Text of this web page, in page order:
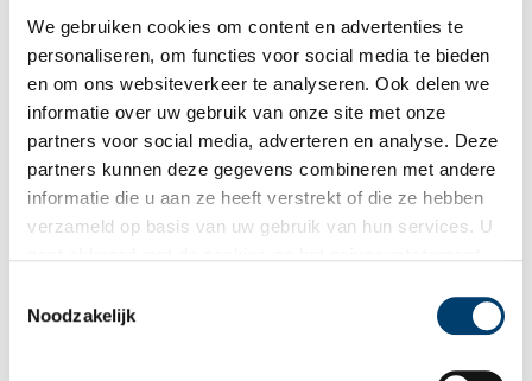
We gebruiken cookies om content en advertenties te
personaliseren, om functies voor social media te bieden
en om ons websiteverkeer te analyseren. Ook delen we
informatie over uw gebruik van onze site met onze
partners voor social media, adverteren en analyse. Deze
partners kunnen deze gegevens combineren met andere
informatie die u aan ze heeft verstrekt of die ze hebben
verzameld op basis van uw gebruik van hun services. U
Noodzakelijk
Reconstructie opbouw van de bedriegertjes. Tekening: Henk Tol.
De Leeuwenplaats
Leeuw veranderde het van naam. Het oude hoofdgebouw werd
afgebroken en een nieuw gebouw verrees volgens de toenmalige